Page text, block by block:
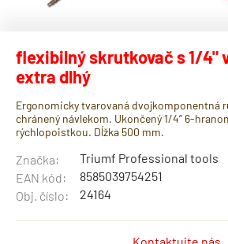
flexibilný skrutkovač s 1/4"
extra dlhý
Ergonomicky tvarovaná dvojkomponentná
chránený návlekom. Ukončený 1/4” 6-
rýchlopoistkou. Dĺžka 500 mm.
Značka:
Triumf Professional tools
EAN kód:
8585039754251
Obj. číslo:
24164